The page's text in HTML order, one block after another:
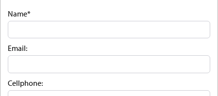
Name*
Email:
Cellphone: